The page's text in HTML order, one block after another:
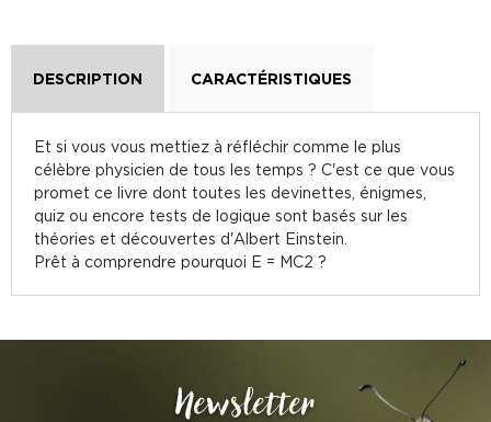
DESCRIPTION CARACTÉRISTIQUES
Et si vous vous mettiez à réfléchir comme le plus
célèbre physicien de tous les temps ? C'est ce que vous
promet ce livre dont toutes les devinettes, énigmes,
quiz ou encore tests de logique sont basés sur les
théories et découvertes d'Albert Einstein.
Prêt à comprendre pourquoi E = MC2 ?
Newsletter